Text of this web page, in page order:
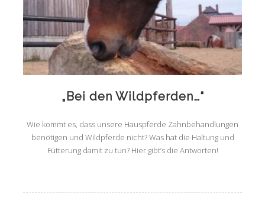
„Bei den Wildpferden…“
Wie kommt es, dass unsere Hauspferde Zahnbehandlungen
benötigen und Wildpferde nicht? Was hat die Haltung und
Fütterung damit zu tun? Hier gibt’s die Antworten!